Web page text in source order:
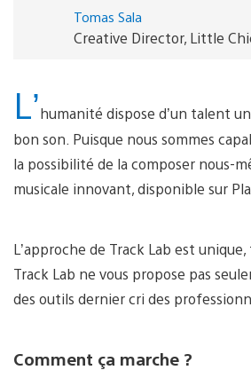
Tomas Sala
Creative Director, Little
L’humanité dispose d’un talent
bon son. Puisque nous sommes
la possibilité de la composer nous-
musicale innovant, disponible sur
L’approche de Track Lab est
Track Lab ne vous propose pas
des outils dernier cri des
Comment ça marche ?